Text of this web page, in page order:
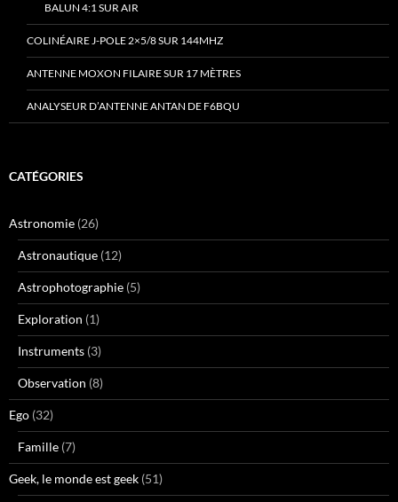
BALUN 4:1 SUR AIR
COLINÉAIRE J-POLE 2×5/8 SUR 144MHZ
ANTENNE MOXON FILAIRE SUR 17 MÈTRES
ANALYSEUR D’ANTENNE ANTAN DE F6BQU
CATÉGORIES
Astronomie (26)
Astronautique (12)
Astrophotographie (5)
Exploration (1)
Instruments (3)
Observation (8)
Ego (32)
Famille (7)
Geek, le monde est geek (51)